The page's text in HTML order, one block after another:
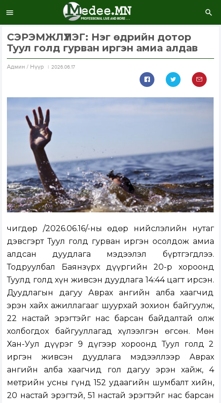
СЭРЭМЖЛҮҮЛЭГ: Нэг өдрийн дотор
Туул голд гурван иргэн амиа алдав
Aдмин / Нүүр 2026.06.17
Өчигдөр /2026.06.16/-ны өдөр нийслэлийн нутаг
дэвсгэрт Туул голд гурван иргэн осолдож амиа
алдсан дуудлага мэдээлэл бүртгэгдлээ.
Тодруулбал Баянзүрх дүүргийн 20-р хороонд
Туулд голд хүн живсэн дуудлага 14:44 цагт ирсэн.
Дуудлагын дагуу Аврах ангийн алба хаагчид
эрэн хайх ажиллагааг шуурхай зохион байгуулж,
22 настай эрэгтэйг нас барсан байдалтай олж
холбогдох байгууллагад хүлээлгэн өгсөн. Мөн
Хан-Уул дүүрэг 9 дүгээр хороонд Туул голд 2
иргэн живсэн дуудлага мэдээллээр Аврах
ангийн алба хаагчид гол дагуу эрэн хайж, 4
метрийн усны гүнд 152 удаагийн шумбалт хийн,
20 настай эрэгтэй, 51 настай эрэгтэйг нас барсан